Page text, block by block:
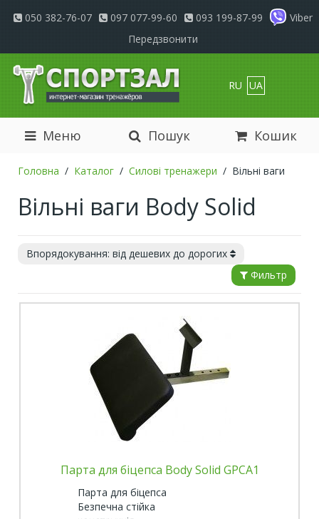
050 382-76-07 097 077-99-60 093 199-87-99
Viber
Передзвонити
RU UA
Меню Пошук Кошик
Головна Каталог Силові тренажери Вільні ваги
Вільні ваги Body Solid
Впорядокування: від дешевих до дорогих
Фильтр
Парта для біцепса Body Solid GPCA1
Парта для біцепса
Безпечна стійка